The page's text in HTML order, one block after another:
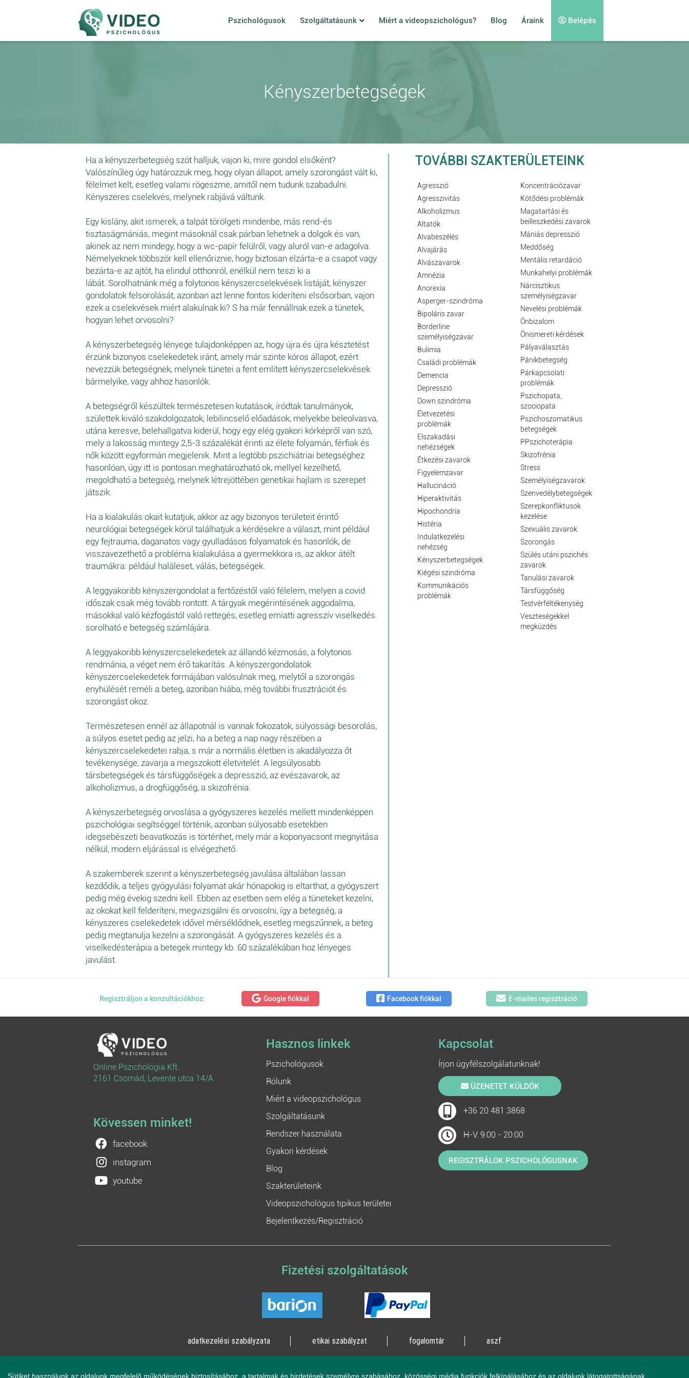
Pszichológusok Szolgáltatásunk Miért a videopszichológus? Blog Áraink Belépés
Kényszerbetegségek
Ha a kényszerbetegség szót halljuk, vajon ki, mire gondol elsőként?
Valószínűleg úgy határozzuk meg, hogy olyan állapot, amely szorongást vált ki,
félelmet kelt, esetleg valami rögeszme, amitől nem tudunk szabadulni.
Kényszeres cselekvés, melynek rabjává váltunk.
Egy kislány, akit ismerek, a talpát törölgeti mindenbe, más rend-és
tisztaságmániás, megint másoknál csak párban lehetnek a dolgok és van,
akinek az nem mindegy, hogy a wc-papír felülről, vagy aluról van-e adagolva.
Némelyeknek többször kell ellenőriznie, hogy biztosan elzárta-e a csapot vagy
bezárta-e az ajtót, ha elindul otthonról, enélkül nem teszi ki a
lábát. Sorolhatnánk még a folytonos kényszercselekvések listáját, kényszer
gondolatok felsorolását, azonban azt lenne fontos kideríteni elsősorban, vajon
ezek a cselekvések miért alakulnak ki? S ha már fennállnak ezek a tünetek,
hogyan lehet orvosolni?
A kényszerbetegség lényege tulajdonképpen az, hogy újra és újra késztetést
érzünk bizonyos cselekedetek iránt, amely már szinte kóros állapot, ezért
nevezzük betegségnek, melynek tünetei a fent említett kényszercselekvések
bármelyike, vagy ahhoz hasonlók.
A betegségről készültek természetesen kutatások, íródtak tanulmányok,
születtek kiváló szakdolgozatok, lebilincselő előadások, melyekbe beleolvasva,
utána keresve, belehallgatva kiderül, hogy egy elég gyakori kórképről van szó,
mely a lakosság mintegy 2,5-3 százalékát érinti az élete folyamán, férfiak és
nők között egyformán megjelenik. Mint a legtöbb pszichiátriai betegséghez
hasonlóan, úgy itt is pontosan meghatározható ok, mellyel kezelhető,
megoldható a betegség, melynek létrejöttében genetikai hajlam is szerepet
játszik.
Ha a kialakulás okait kutatjuk, akkor az agy bizonyos területeit érintő
neurológiai betegségek körül találhatjuk a kérdésekre a választ, mint például
egy fejtrauma, daganatos vagy gyulladásos folyamatok és hasonlók, de
visszavezethető a probléma kialakulása a gyermekkora is, az akkor átélt
traumákra: például haláleset, válás, betegségek.
A leggyakoribb kényszergondolat a fertőzéstől való félelem, melyen a covid
időszak csak még tovább rontott. A tárgyak megérintésének aggodalma,
másokkal való kézfogástól való rettegés, esetleg emiatti agresszív viselkedés
sorolható e betegség számlájára.
A leggyakoribb kényszercselekedetek az állandó kézmosás, a folytonos
rendmánia, a véget nem érő takarítás. A kényszergondolatok
kényszercselekedetek formájában valósulnak meg, melytől a szorongás
enyhülését reméli a beteg, azonban hiába, még további frusztrációt és
szorongást okoz.
Természetesen ennél az állapotnál is vannak fokozatok, súlyossági besorolás,
a súlyos esetet pedig az jelzi, ha a beteg a nap nagy részében a
kényszercselekedetei rabja, s már a normális életben is akadályozza őt
tevékenysége, zavarja a megszokott életvitelét. A legsúlyosabb
társbetegségek és társfüggőségek a depresszió, az evészavarok, az
alkoholizmus, a drogfüggőség, a skizofrénia.
A kényszerbetegség orvoslása a gyógyszeres kezelés mellett mindenképpen
pszichológiai segítséggel történik, azonban súlyosabb esetekben
idegsebészeti beavatkozás is történhet, mely már a koponyacsont megnyitása
nélkül, modern eljárással is elvégezhető.
A szakemberek szerint a kényszerbetegség javulása általában lassan
kezdődik, a teljes gyógyulási folyamat akár hónapokig is eltarthat, a gyógyszert
pedig még évekig szedni kell. Ebben az esetben sem elég a tüneteket kezelni,
az okokat kell felderíteni, megvizsgálni és orvosolni, így a betegség, a
kényszeres cselekedetek idővel mérséklődnek, esetleg megszűnnek, a beteg
pedig megtanulja kezelni a szorongását. A gyógyszeres kezelés és a
viselkedésterápia a betegek mintegy kb. 60 százalékában hoz lényeges
javulást.
TOVÁBBI SZAKTERÜLETEINK
Agresszió
Agresszivitás
Alkoholizmus
Altatók
Alvabeszélés
Alvajárás
Alvászavarok
Amnézia
Anorexia
Asperger-szindróma
Bipoláris zavar
Borderline
személyiségzavar
Bulimia
Családi problémák
Demencia
Depresszió
Down szindróma
Életvezetési
problémák
Elszakadási
nehézségek
Étkezési zavarok
Figyelemzavar
Hallucináció
Hiperaktivitás
Hipochondria
Histéria
Indulatkezelési
nehézség
Kényszerbetegségek
Kiégési szindróma
Kommunikációs
problémák
Koncentrációzavar
Kötődési problémák
Magatartási és
beilleszkedési zavarok
Mániás depresszió
Meddőség
Mentális retardáció
Munkahelyi problémák
Nárcisztikus
személyiségzavar
Nevelési problémák
Önbizalom
Önismereti kérdések
Pályaválasztás
Pánikbetegség
Párkapcsolati
problémák
Pszichopata,
szociopata
Pszichoszomatikus
betegségek
PPszichoterápia
Skizofrénia
Stress
Személyiségzavarok
Szenvedélybetegségek
Szerepkonfliktusok
kezelése
Szexuális zavarok
Szorongás
Szülés utáni pszichés
zavarok
Tanulási zavarok
Társfüggőség
Testvérféltékenység
Veszteségekkel
megküzdés
Regisztráljon a konzultációkhoz: Google fiókkal Facebook fiókkal E-mailes regisztráció
Online Pszichológia Kft.
2161 Csomád, Levente utca 14/A
Kövessen minket!
facebook
instagram
youtube
Hasznos linkek
Pszichológusok
Rólunk
Miért a videopszichológus
Szolgáltatásunk
Rendszer használata
Gyakori kérdések
Blog
Szakterületeink
Videopszichológus tipikus területei
Bejelentkezés/Regisztráció
Kapcsolat
Írjon ügyfélszolgálatunknak!
ÜZENETET KÜLDÖK
+36 20 481 3868
H-V: 9:00 - 20:00
REGISZTRÁLOK PSZICHOLÓGUSNAK
Fizetési szolgáltatások
adatkezelési szabályzata etikai szabályzat fogalomtár aszf
Sütiket használunk az oldalunk megfelelő működésének biztosításához, a tartalmak és hirdetések személyre szabásához, közösségi média funkciók felkínálásához és az oldalunk látogatottságának